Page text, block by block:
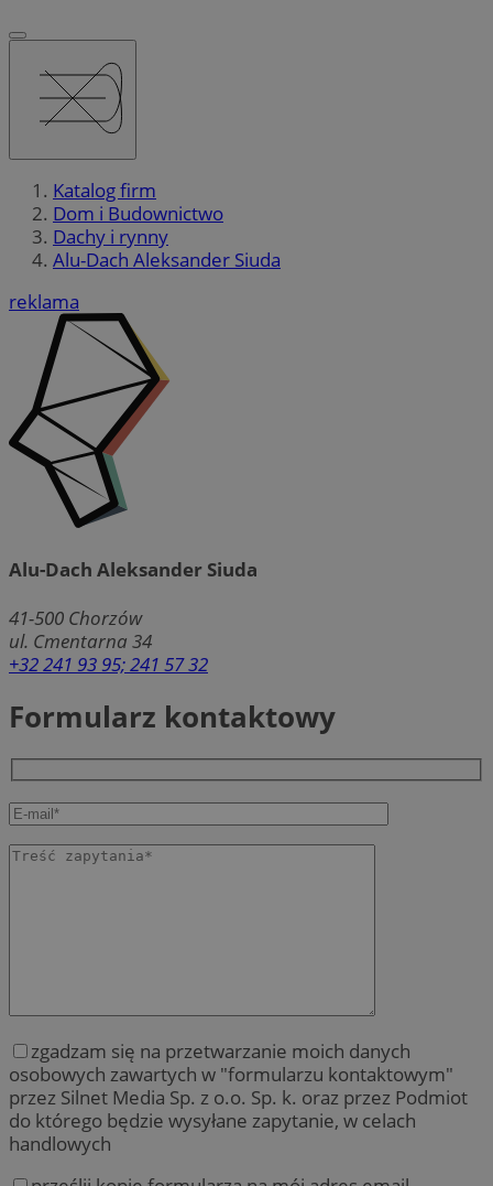
Katalog firm
Dom i Budownictwo
Dachy i rynny
Alu-Dach Aleksander Siuda
reklama
Alu-Dach Aleksander Siuda
41-500 Chorzów
ul. Cmentarna 34
+32 241 93 95; 241 57 32
Formularz kontaktowy
zgadzam się na przetwarzanie moich danych
osobowych zawartych w "formularzu kontaktowym"
przez Silnet Media Sp. z o.o. Sp. k. oraz przez Podmiot
do którego będzie wysyłane zapytanie, w celach
handlowych